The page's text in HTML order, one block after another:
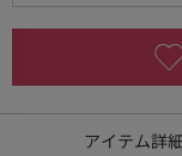
アイテム詳細